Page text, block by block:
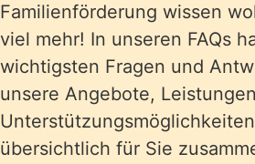
Familienförderung wissen
viel mehr! In unseren FAQs
wichtigsten Fragen und
unsere Angebote,
übersichtlich für Sie